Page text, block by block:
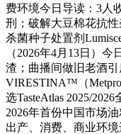
费环境今日导读：3人
刑；破解大豆棉花抗
杀菌种子处置剂
（2026年4月13日）
渣；曲播间做旧老酒
VIRESTINA™（
选TasteAtlas 2025/
2026年首份中国市场
出产、消费、商业环